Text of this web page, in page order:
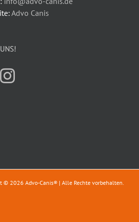
Advo Canis
© 2026 Advo-Canis® | Alle Rechte vorbehalten.